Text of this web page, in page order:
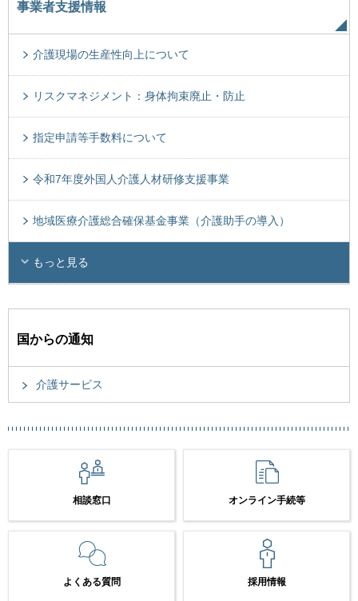
事業者支援情報
介護現場の生産性向上について
リスクマネジメント：身体拘束廃止・防止
指定申請等手数料について
令和7年度外国人介護人材研修支援事業
地域医療介護総合確保基金事業（介護助手の導入）
もっと見る
国からの通知
介護サービス
相談窓口 オンライン手続等
よくある質問 採用情報